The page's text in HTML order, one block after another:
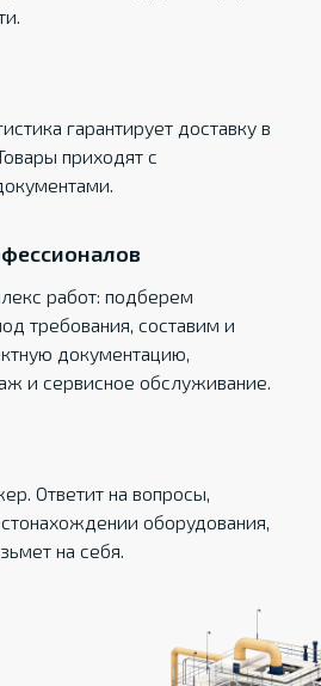
гарантирует доставку в
приходят с
работ: подберем
требования, составим и
документацию,
и сервисное обслуживание.
Ответит на вопросы,
оборудования,
на себя.